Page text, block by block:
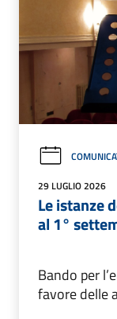
29 LUGLIO 2026
Le istanze
al 1°
Bando per
favore delle